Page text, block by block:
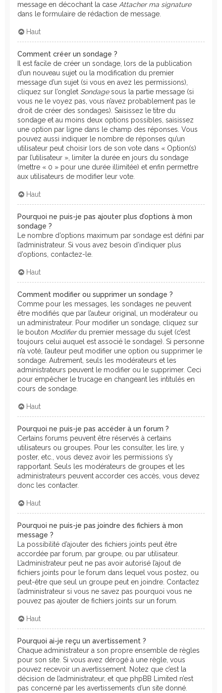
message en décochant la case Attacher ma signature
dans le formulaire de rédaction de message.
Haut
Comment créer un sondage ?
Il est facile de créer un sondage, lors de la publication
d’un nouveau sujet ou la modification du premier
message d’un sujet (si vous en avez les permissions),
cliquez sur l’onglet Sondagesous la partie message (si
vous ne le voyez pas, vous n’avez probablement pas le
droit de créer des sondages). Saisissez le titre du
sondage et au moins deux options possibles, saisissez
une option par ligne dans le champ des réponses. Vous
pouvez aussi indiquer le nombre de réponses qu’un
utilisateur peut choisir lors de son vote dans « Option(s)
par l’utilisateur », limiter la durée en jours du sondage
(mettre « 0 » pour une durée illimitée) et enfin permettre
aux utilisateurs de modifier leur vote.
Haut
Pourquoi ne puis-je pas ajouter plus d’options à mon
sondage ?
Le nombre d’options maximum par sondage est défini par
l’administrateur. Si vous avez besoin d’indiquer plus
d’options, contactez-le.
Haut
Comment modifier ou supprimer un sondage ?
Comme pour les messages, les sondages ne peuvent
être modifiés que par l’auteur original, un modérateur ou
un administrateur. Pour modifier un sondage, cliquez sur
le bouton Modifierdu premier message du sujet (c’est
toujours celui auquel est associé le sondage). Si personne
n’a voté, l’auteur peut modifier une option ou supprimer le
sondage. Autrement, seuls les modérateurs et les
administrateurs peuvent le modifier ou le supprimer. Ceci
pour empêcher le trucage en changeant les intitulés en
cours de sondage.
Haut
Pourquoi ne puis-je pas accéder à un forum ?
Certains forums peuvent être réservés à certains
utilisateurs ou groupes. Pour les consulter, les lire, y
poster, etc., vous devez avoir les permissions s’y
rapportant. Seuls les modérateurs de groupes et les
administrateurs peuvent accorder ces accès, vous devez
donc les contacter.
Haut
Pourquoi ne puis-je pas joindre des fichiers à mon
message ?
La possibilité d’ajouter des fichiers joints peut être
accordée par forum, par groupe, ou par utilisateur.
L’administrateur peut ne pas avoir autorisé l’ajout de
fichiers joints pour le forum dans lequel vous postez, ou
peut-être que seul un groupe peut en joindre. Contactez
l’administrateur si vous ne savez pas pourquoi vous ne
pouvez pas ajouter de fichiers joints sur un forum.
Haut
Pourquoi ai-je reçu un avertissement ?
Chaque administrateur a son propre ensemble de règles
pour son site. Si vous avez dérogé à une règle, vous
pouvez recevoir un avertissement. Notez que c’est la
décision de l’administrateur, et que phpBB Limited n’est
pas concerné par les avertissements d’un site donné.